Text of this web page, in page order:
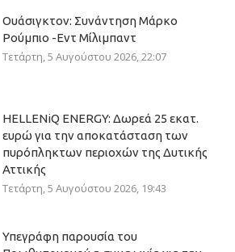
Ουάσιγκτον: Συνάντηση Μάρκο
Ρούμπιο -Εντ Μίλιμπαντ
Τετάρτη, 5 Αυγούστου 2026, 22:07
HELLENiQ ENERGY: Δωρεά 25 εκατ.
ευρώ για την αποκατάσταση των
πυρόπληκτων περιοχών της Δυτικής
Αττικής
Τετάρτη, 5 Αυγούστου 2026, 19:43
Υπεγράφη παρουσία του